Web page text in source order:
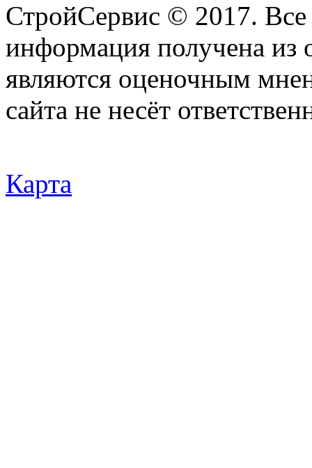
СтройСервис © 2017.
информация получена из
являются оценочным
сайта не несёт
Карта